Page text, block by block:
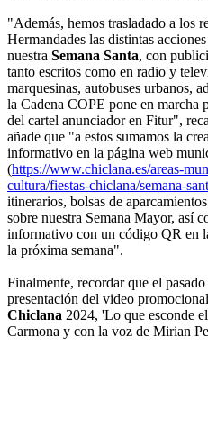
"Además, hemos trasladado a los
Hermandades las distintas
nuestra Semana Santa, con
tanto escritos como en radio y
marquesinas, autobuses urbanos,
la Cadena COPE pone en marcha
del cartel anunciador en Fitur",
añade que "a estos sumamos la
informativo en la página web
(https://www.chiclana.es/areas-
cultura/fiestas-chiclana/semana-
itinerarios, bolsas de
sobre nuestra Semana Mayor, así
informativo con un código QR en
la próxima semana".
Finalmente, recordar que el
presentación del video
Chiclana 2024, 'Lo que esconde
Carmona y con la voz de Mirian